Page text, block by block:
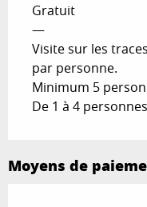
Gratuit
—
Visite sur les
par personne.
Minimum 5
De 1 à 4
Moyens de